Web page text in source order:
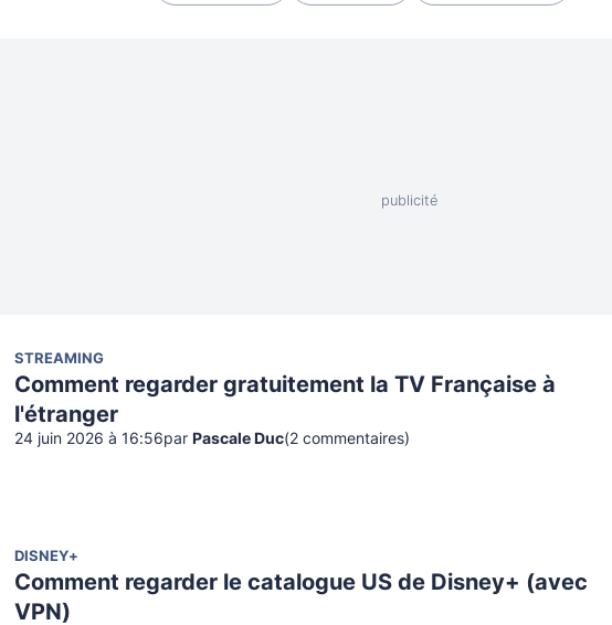
STREAMING
Comment regarder gratuitement la TV Française à
l'étranger
24 juin 2026 à 16:56par Pascale Duc(2 commentaires)
DISNEY+
Comment regarder le catalogue US de Disney+ (avec
VPN)